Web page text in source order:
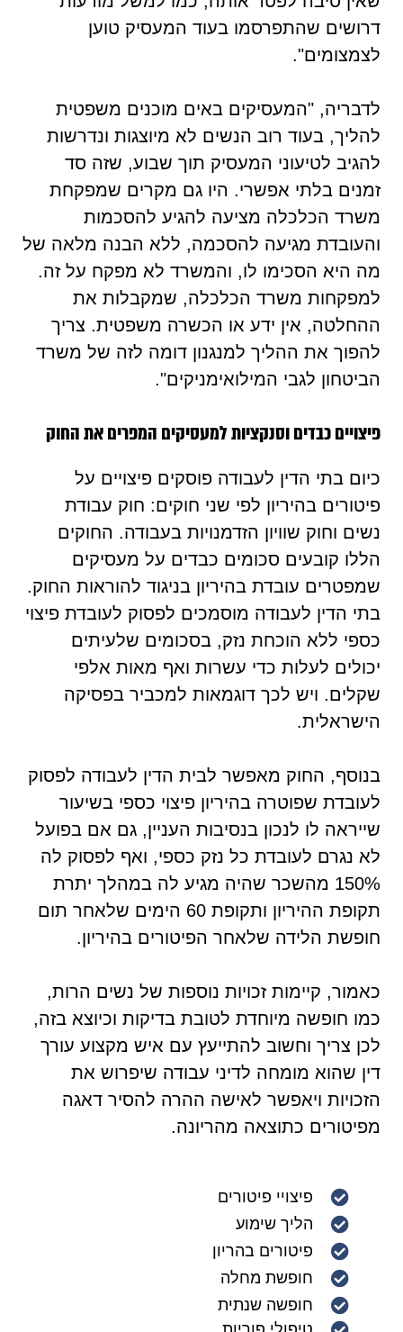
דרושים שהתפרסמו בעוד המעסיק טוען
לצמצומים".
לדבריה, "המעסיקים באים מוכנים משפטית
להליך, בעוד רוב הנשים לא מיוצגות ונדרשות
להגיב לטיעוני המעסיק תוך שבוע, שזה סד
זמנים בלתי אפשרי. היו גם מקרים שמפקחת
משרד הכלכלה מציעה להגיע להסכמות
והעובדת מגיעה להסכמה, ללא הבנה מלאה של
מה היא הסכימו לו, והמשרד לא מפקח על זה.
למפקחות משרד הכלכלה, שמקבלות את
ההחלטה, אין ידע או הכשרה משפטית. צריך
להפוך את ההליך למנגנון דומה לזה של משרד
הביטחון לגבי המילואימניקים".
פיצויים כבדים וסנקציות למעסיקים המפרים את החוק
כיום בתי הדין לעבודה פוסקים פיצויים על
פיטורים בהיריון לפי שני חוקים: חוק עבודת
נשים וחוק שוויון הזדמנויות בעבודה. החוקים
הללו קובעים סכומים כבדים על מעסיקים
שמפטרים עובדת בהיריון בניגוד להוראות החוק.
בתי הדין לעבודה מוסמכים לפסוק לעובדת פיצוי
כספי ללא הוכחת נזק, בסכומים שלעיתים
יכולים לעלות כדי עשרות ואף מאות אלפי
שקלים. ויש לכך דוגמאות למכביר בפסיקה
הישראלית.
בנוסף, החוק מאפשר לבית הדין לעבודה לפסוק
לעובדת שפוטרה בהיריון פיצוי כספי בשיעור
שייראה לו לנכון בנסיבות העניין, גם אם בפועל
לא נגרם לעובדת כל נזק כספי, ואף לפסוק לה
150% מהשכר שהיה מגיע לה במהלך יתרת
תקופת ההיריון ותקופת 60 הימים שלאחר תום
חופשת הלידה שלאחר הפיטורים בהיריון.
כאמור, קיימות זכויות נוספות של נשים הרות,
כמו חופשה מיוחדת לטובת בדיקות וכיוצא בזה,
לכן צריך וחשוב להתייעץ עם איש מקצוע עורך
דין שהוא מומחה לדיני עבודה שיפרוש את
הזכויות ויאפשר לאישה ההרה להסיר דאגה
מפיטורים כתוצאה מהריונה.
פיצויי פיטורים
הליך שימוע
פיטורים בהריון
חופשת מחלה
חופשה שנתית